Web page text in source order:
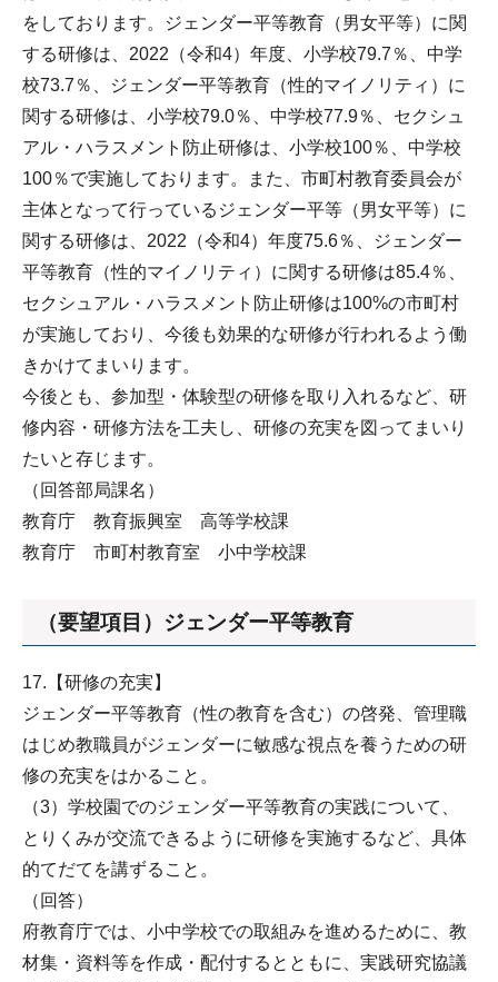
をしております。ジェンダー平等教育（男女平等）に関
する研修は、2022（令和4）年度、小学校79.7％、中学
校73.7％、ジェンダー平等教育（性的マイノリティ）に
関する研修は、小学校79.0％、中学校77.9％、セクシュ
アル・ハラスメント防止研修は、小学校100％、中学校
100％で実施しております。また、市町村教育委員会が
主体となって行っているジェンダー平等（男女平等）に
関する研修は、2022（令和4）年度75.6％、ジェンダー
平等教育（性的マイノリティ）に関する研修は85.4％、
セクシュアル・ハラスメント防止研修は100%の市町村
が実施しており、今後も効果的な研修が行われるよう働
きかけてまいります。
今後とも、参加型・体験型の研修を取り入れるなど、研
修内容・研修方法を工夫し、研修の充実を図ってまいり
たいと存じます。
（回答部局課名）
教育庁 教育振興室 高等学校課
教育庁 市町村教育室 小中学校課
（要望項目）ジェンダー平等教育
17.【研修の充実】
ジェンダー平等教育（性の教育を含む）の啓発、管理職
はじめ教職員がジェンダーに敏感な視点を養うための研
修の充実をはかること。
（3）学校園でのジェンダー平等教育の実践について、
とりくみが交流できるように研修を実施するなど、具体
的てだてを講ずること。
（回答）
府教育庁では、小中学校での取組みを進めるために、教
材集・資料等を作成・配付するとともに、実践研究協議